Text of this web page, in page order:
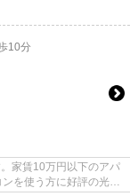
10分
家賃10万円以下のアパ
を使う方に好評の光回